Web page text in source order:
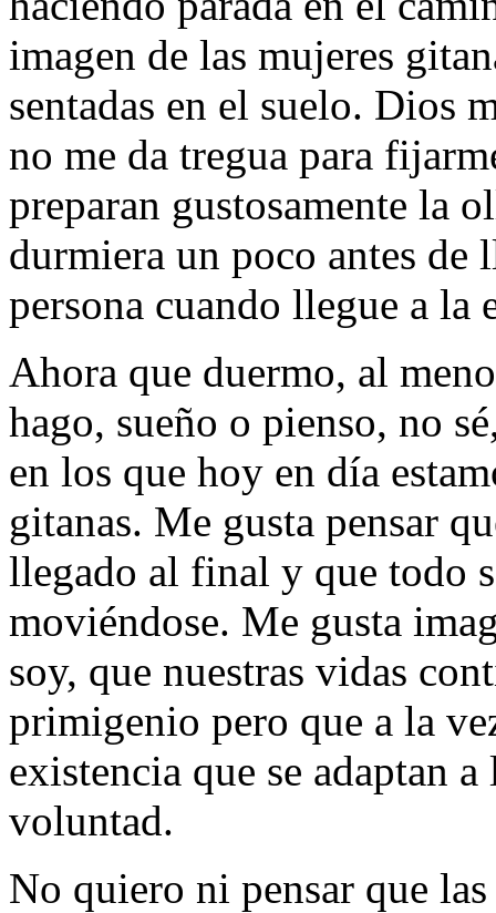
imagen de las mujeres
sentadas en el suelo. Dios
no me da tregua para
preparan gustosamente la
durmiera un poco antes de
persona cuando llegue a la
Ahora que duermo, al
hago, sueño o pienso, no
en los que hoy en día
gitanas. Me gusta pensar
llegado al final y que todo
moviéndose. Me gusta
soy, que nuestras vidas
primigenio pero que a la
existencia que se adaptan
voluntad.
No quiero ni pensar que